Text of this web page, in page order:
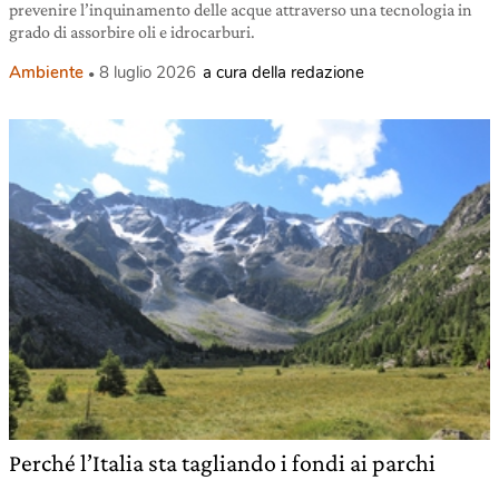
prevenire l’inquinamento delle acque attraverso una tecnologia in
grado di assorbire oli e idrocarburi.
Ambiente 8 luglio 2026 a cura della redazione
Perché l’Italia sta tagliando i fondi ai parchi